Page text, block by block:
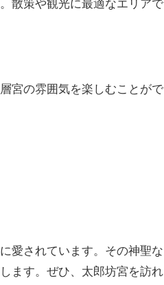
宮の雰囲気を楽しむことがで
愛されています。その神聖な
ます。ぜひ、太郎坊宮を訪れ